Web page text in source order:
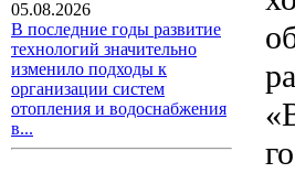
05.08.2026
В последние годы развитие
технологий значительно
изменило подходы к
организации систем
отопления и водоснабжения
в...